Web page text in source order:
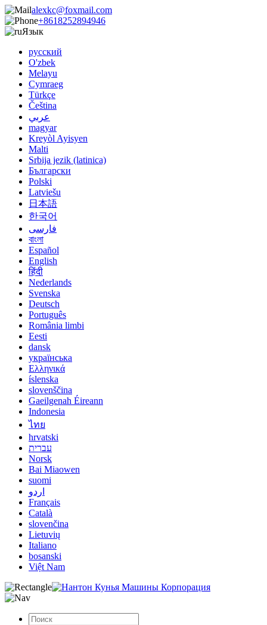
alexkc@foxmail.com
+8618252894946
Язык
русский
O'zbek
Melayu
Cymraeg
Türkçe
Čeština
عربي
magyar
Kreyòl Ayisyen
Malti
Srbija jezik (latinica)
Български
Polski
Latviešu
日本語
한국어
فارسی
বাংলা
Español
English
हिंदी
Nederlands
Svenska
Deutsch
Português
România limbi
Eesti
dansk
українська
Ελληνικά
íslenska
slovenščina
Gaeilgenah Éireann
Indonesia
ไทย
hrvatski
עברית
Norsk
Bai Miaowen
suomi
اردو
Français
Català
slovenčina
Lietuvių
Italiano
bosanski
Việt Nam